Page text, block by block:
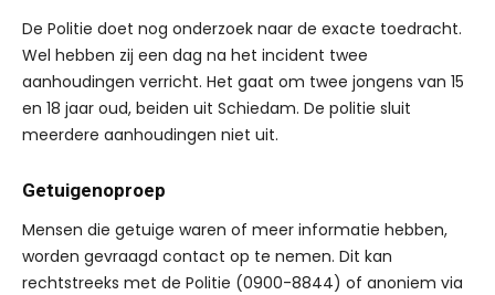
De Politie doet nog onderzoek naar de exacte toedracht.
Wel hebben zij een dag na het incident twee
aanhoudingen verricht. Het gaat om twee jongens van 15
en 18 jaar oud, beiden uit Schiedam. De politie sluit
meerdere aanhoudingen niet uit.
Getuigenoproep
Mensen die getuige waren of meer informatie hebben,
worden gevraagd contact op te nemen. Dit kan
rechtstreeks met de Politie (0900-8844) of anoniem via